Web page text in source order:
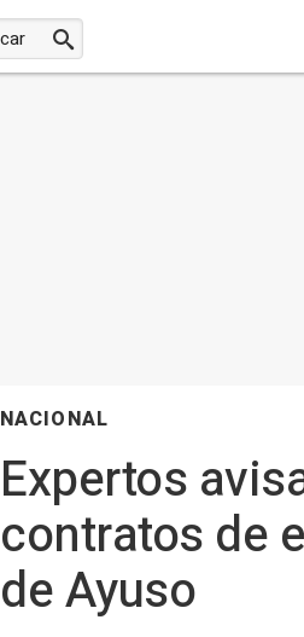
NACIONAL
Expertos
contratos de
de Ayuso